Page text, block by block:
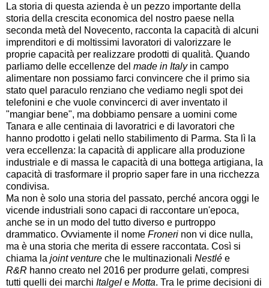
La storia di questa azienda è un pezzo importante della
storia della crescita economica del nostro paese nella
seconda metà del Novecento, racconta la capacità di alcuni
imprenditori e di moltissimi lavoratori di valorizzare le
proprie capacità per realizzare prodotti di qualità. Quando
parliamo delle eccellenze del made in Italyin campo
alimentare non possiamo farci convincere che il primo sia
stato quel paraculo renziano che vediamo negli spot dei
telefonini e che vuole convincerci di aver inventato il
"mangiar bene", ma dobbiamo pensare a uomini come
Tanara e alle centinaia di lavoratrici e di lavoratori che
hanno prodotto i gelati nello stabilimento di Parma. Sta lì la
vera eccellenza: la capacità di applicare alla produzione
industriale e di massa le capacità di una bottega artigiana, la
capacità di trasformare il proprio saper fare in una ricchezza
condivisa.
Ma non è solo una storia del passato, perché ancora oggi le
vicende industriali sono capaci di raccontare un'epoca,
anche se in un modo del tutto diverso e purtroppo
drammatico. Ovviamente il nome Froneri non vi dice nulla,
ma è una storia che merita di essere raccontata. Così si
chiama la joint venture che le multinazionali Nestlé e
R&R hanno creato nel 2016 per produrre gelati, compresi
tutti quelli dei marchi Italgel e Motta. Tra le prime decisioni di